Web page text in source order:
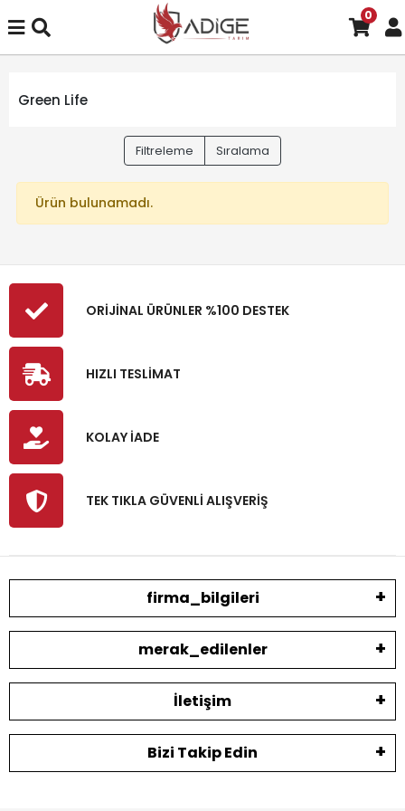
0
Green Life
Filtreleme Sıralama
Ürün bulunamadı.
ORİJİNAL ÜRÜNLER %100 DESTEK
HIZLI TESLİMAT
KOLAY İADE
TEK TIKLA GÜVENLİ ALIŞVERİŞ
firma_bilgileri
merak_edilenler
İletişim
Bizi Takip Edin